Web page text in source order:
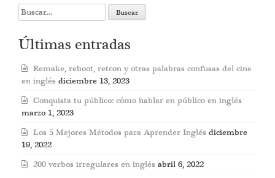
Search
for:
Últimas entradas
Remake, reboot, retcon y otras palabras confusas del cine
en inglés diciembre 13, 2023
Conquista tu público: cómo hablar en público en inglés
marzo 1, 2023
Los 5 Mejores Métodos para Aprender Inglés diciembre
19, 2022
200 verbos irregulares en inglés abril 6, 2022